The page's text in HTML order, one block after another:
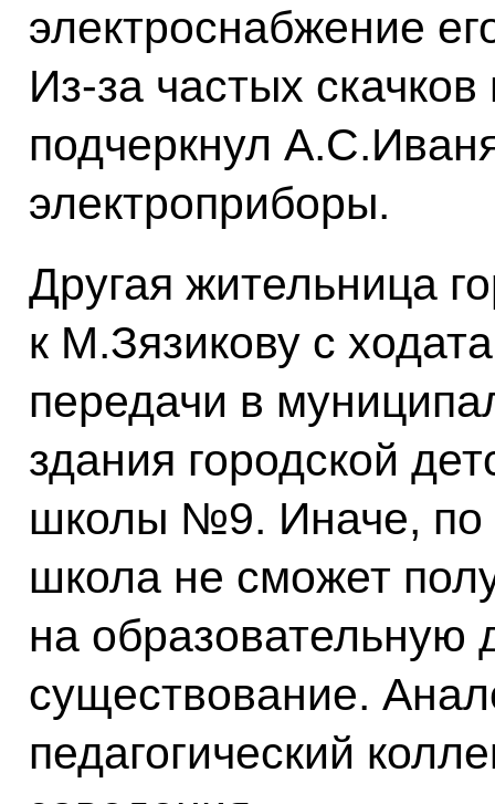
электроснабжение
Из‑за частых
подчеркнул
электроприборы.
Другая жительница
к М.Зязикову с
передачи в
здания городской
школы №9. Иначе, по
школа не сможет
на образовательную
существование.
педагогический